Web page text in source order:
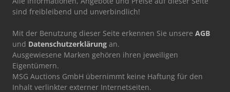
sind freibleibend und unverbindlich!
Mit der Benutzung dieser Seite erkennen Sie unsere AGB
und Datenschutzerklärung an.
Ausgewiesene Marken gehören ihren jeweiligen
Eigentümern.
MSG Auctions GmbH übernimmt keine Haftung für den
Inhalt verlinkter externer Internetseiten.